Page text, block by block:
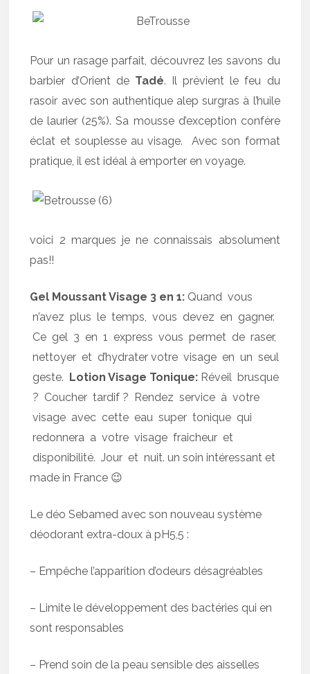
Pour un rasage parfait, découvrez les savons du
barbier d’Orient deTadé. Il prévient le feu du
rasoir avec son authentique alep surgras à l’huile
de laurier (25%). Sa mousse d’exception confère
éclat et souplesse au visage. Avec son format
pratique, il est idéal à emporter en voyage.
voici 2 marques je ne connaissais absolument
pas!!
Gel Moussant Visage 3 en 1: Quand vous
n’avez plus le temps, vous devez en gagner.
Ce gel 3 en 1 express vous permet de raser,
nettoyer et d’hydrater votre visage en un seul
geste. Lotion Visage Tonique: Réveil brusque
? Coucher tardif ? Rendez service à votre
visage avec cette eau super tonique qui
redonnera a votre visage fraicheur et
disponibilité. Jour et nuit. un soin intéressant et
made in France 😉
Le déo Sebamed avec son nouveau système
déodorant extra-doux à pH5,5 :
– Empêche l’apparition d’odeurs désagréables
– Limite le développement des bactéries qui en
sont responsables
– Prend soin de la peau sensible des aisselles